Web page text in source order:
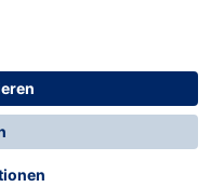
zzgl.
angegeben.